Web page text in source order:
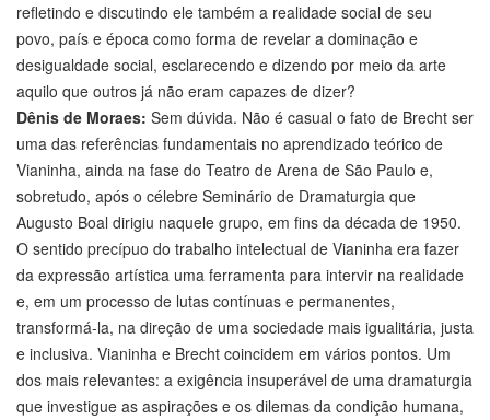
refletindo e discutindo ele também a realidade social de seu
povo, país e época como forma de revelar a dominação e
desigualdade social, esclarecendo e dizendo por meio da arte
aquilo que outros já não eram capazes de dizer?
Dênis de Moraes: Sem dúvida. Não é casual o fato de Brecht ser
uma das referências fundamentais no aprendizado teórico de
Vianinha, ainda na fase do Teatro de Arena de São Paulo e,
sobretudo, após o célebre Seminário de Dramaturgia que
Augusto Boal dirigiu naquele grupo, em fins da década de 1950.
O sentido precípuo do trabalho intelectual de Vianinha era fazer
da expressão artística uma ferramenta para intervir na realidade
e, em um processo de lutas contínuas e permanentes,
transformá-la, na direção de uma sociedade mais igualitária, justa
e inclusiva. Vianinha e Brecht coincidem em vários pontos. Um
dos mais relevantes: a exigência insuperável de uma dramaturgia
que investigue as aspirações e os dilemas da condição humana,